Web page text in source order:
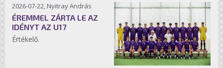
2026-07-22, Nyitray András
ÉREMMEL ZÁRTA LE AZ
IDÉNYT AZ U17
Értékelő.